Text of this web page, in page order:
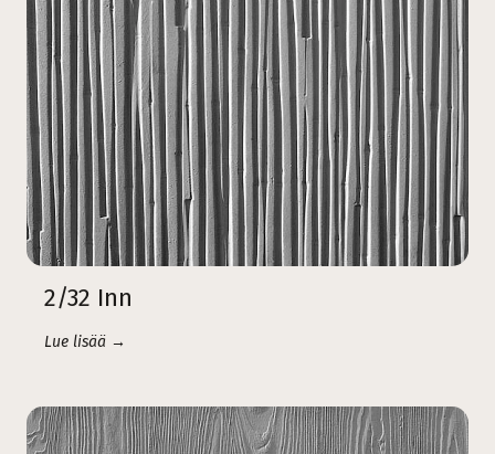
2/32 Inn
Lue lisää →